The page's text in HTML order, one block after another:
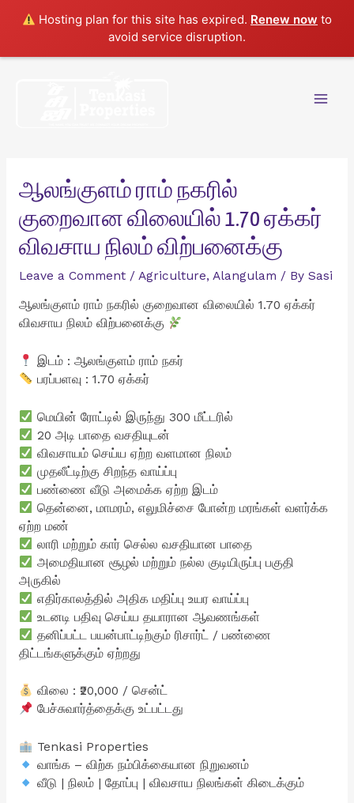
Hosting plan for this site has expired. Renew now to
avoid service disruption.
ஆலங்குளம் ராம் நகரில்
குறைவான விலையில் 1.70 ஏக்கர்
விவசாய நிலம் விற்பனைக்கு
Leave a Comment / Agriculture, Alangulam / By Sasi
ஆலங்குளம் ராம் நகரில் குறைவான விலையில் 1.70 ஏக்கர்
விவசாய நிலம் விற்பனைக்கு
இடம் : ஆலங்குளம் ராம் நகர்
பரப்பளவு : 1.70 ஏக்கர்
மெயின் ரோட்டில் இருந்து 300 மீட்டரில்
20 அடி பாதை வசதியுடன்
விவசாயம் செய்ய ஏற்ற வளமான நிலம்
முதலீட்டிற்கு சிறந்த வாய்ப்பு
பண்ணை வீடு அமைக்க ஏற்ற இடம்
தென்னை, மாமரம், எலுமிச்சை போன்ற மரங்கள் வளர்க்க
ஏற்ற மண்
லாரி மற்றும் கார் செல்ல வசதியான பாதை
அமைதியான சூழல் மற்றும் நல்ல குடியிருப்பு பகுதி
அருகில்
எதிர்காலத்தில் அதிக மதிப்பு உயர வாய்ப்பு
உடனடி பதிவு செய்ய தயாரான ஆவணங்கள்
தனிப்பட்ட பயன்பாட்டிற்கும் ரிசார்ட் / பண்ணை
திட்டங்களுக்கும் ஏற்றது
விலை : ₹20,000 / சென்ட்
பேச்சுவார்த்தைக்கு உட்பட்டது
Tenkasi Properties
வாங்க – விற்க நம்பிக்கையான நிறுவனம்
வீடு | நிலம் | தோப்பு | விவசாய நிலங்கள் கிடைக்கும்